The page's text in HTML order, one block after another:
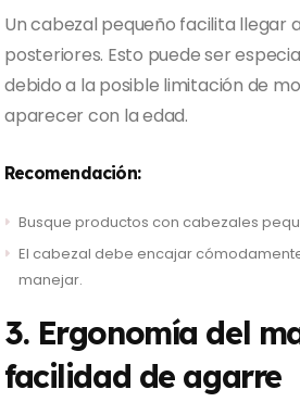
Un cabezal pequeño facilita llegar
posteriores. Esto puede ser
debido a la posible limitación de
aparecer con la edad.
Recomendación:
Busque productos con cabezales
El cabezal debe encajar
manejar.
3. Ergonomía del
facilidad de agarre